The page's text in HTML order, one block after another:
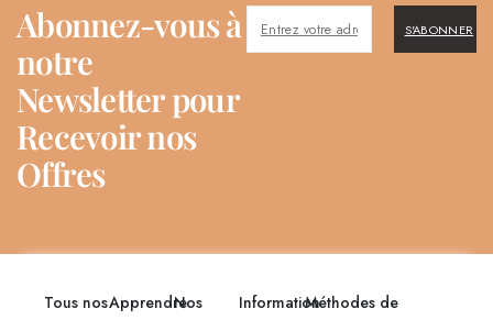
Abonnez-vous à
notre
Newsletter pour
Recevoir nos
Offres
S'ABONNER
Tous nosApprendreNos
InformationMéthodes de